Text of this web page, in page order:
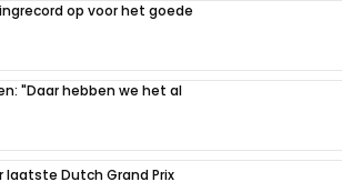
te melden met een RN365-account.
op voor het goede
"Daar hebben we het al
laatste Dutch Grand Prix